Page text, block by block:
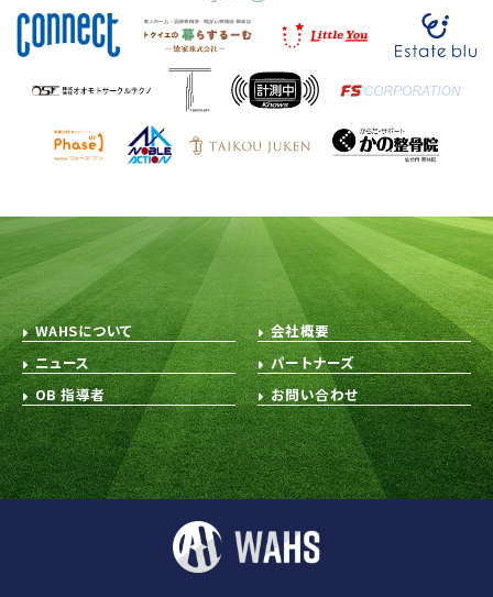
WAHSについて
会社概要
ニュース
パートナーズ
OB 指導者
お問い合わせ